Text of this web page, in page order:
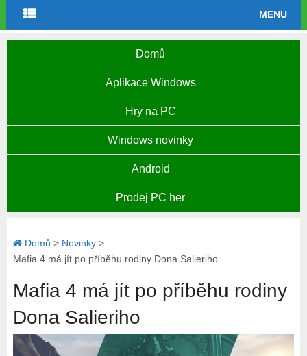
MENU
Domů
Aplikace Windows
Hry na PC
Windows novinky
Android
Prodej PC her
Domů > Novinky>
Mafia 4 má jít po příběhu rodiny Dona Salieriho
Mafia 4 má jít po příběhu rodiny
Dona Salieriho